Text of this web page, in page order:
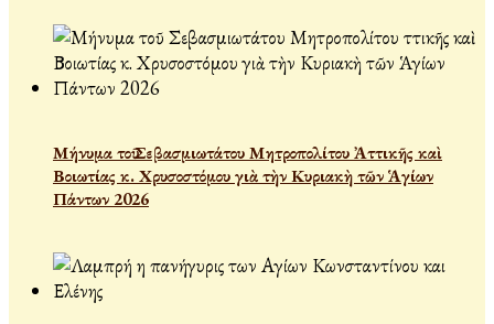
Μήνυμα τοῦ Σεβασμιωτάτου Μητροπολίτου Ἀττικῆς καὶ
Βοιωτίας κ. Χρυσοστόμου γιὰ τὴν Κυριακὴ τῶν Ἁγίων
Πάντων 2026